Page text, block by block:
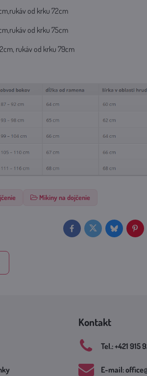
od krku 72cm
od krku 75cm
rukáv od krku 79cm
Mikiny na dojčenie
FacebookTwitterBluesky
Kontakt
Tel​.: +421 915
E-mail: